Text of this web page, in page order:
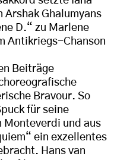
Arshak Ghalumyans
D.“ zu Marlene
Antikriegs-Chanson
Beiträge
Bravour. So
für seine
Monteverdi und aus
ein exzellentes
Hans van